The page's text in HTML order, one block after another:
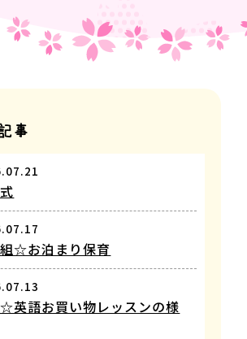
事
☆お泊まり保育
英語お買い物レッスンの様